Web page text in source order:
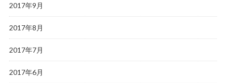
2017年9月
2017年8月
2017年7月
2017年6月